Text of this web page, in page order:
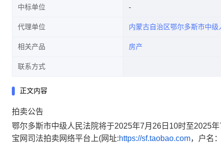
中标单位
代理单位 内蒙古自治区鄂尔多斯市中级
相关产品 房产
联系方式
正文内容
拍卖公告
鄂尔多斯市中级人民法院将于2025年7月 26 日 10时至2025年
宝网司法拍卖网络平台上(网址:https://sf.taobao.com，户名